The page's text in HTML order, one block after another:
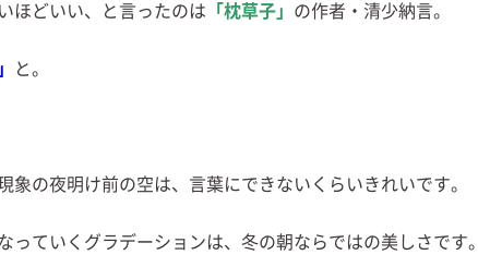
ほどいい、と言ったのは 「枕草子」 の作者・清少納言。
と。
象の夜明け前の空は、言葉にできないくらいきれいです。
っていくグラデーションは、冬の朝ならではの美しさです。